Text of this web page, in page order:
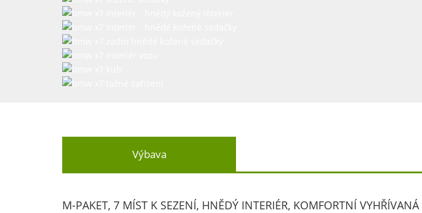
Výbava
M-PAKET, 7 MÍST K SEZENÍ, HNĚDÝ INTERIÉR, KOMFORTNÍ